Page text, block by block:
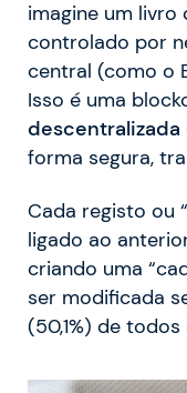
imagine um livro
controlado por
central (como o
Isso é uma
descentralizada
forma segura,
Cada registo ou
ligado ao
criando uma
ser modificada
(50,1%) de